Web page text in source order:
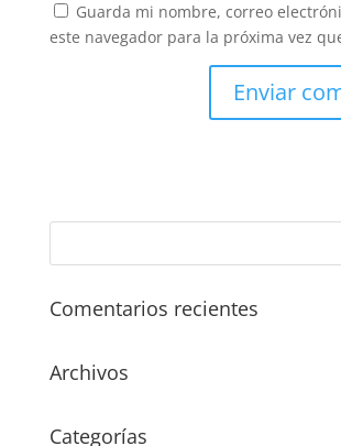
Guarda mi nombre, correo
este navegador para la próxima vez
Comentarios recientes
Archivos
Categorías